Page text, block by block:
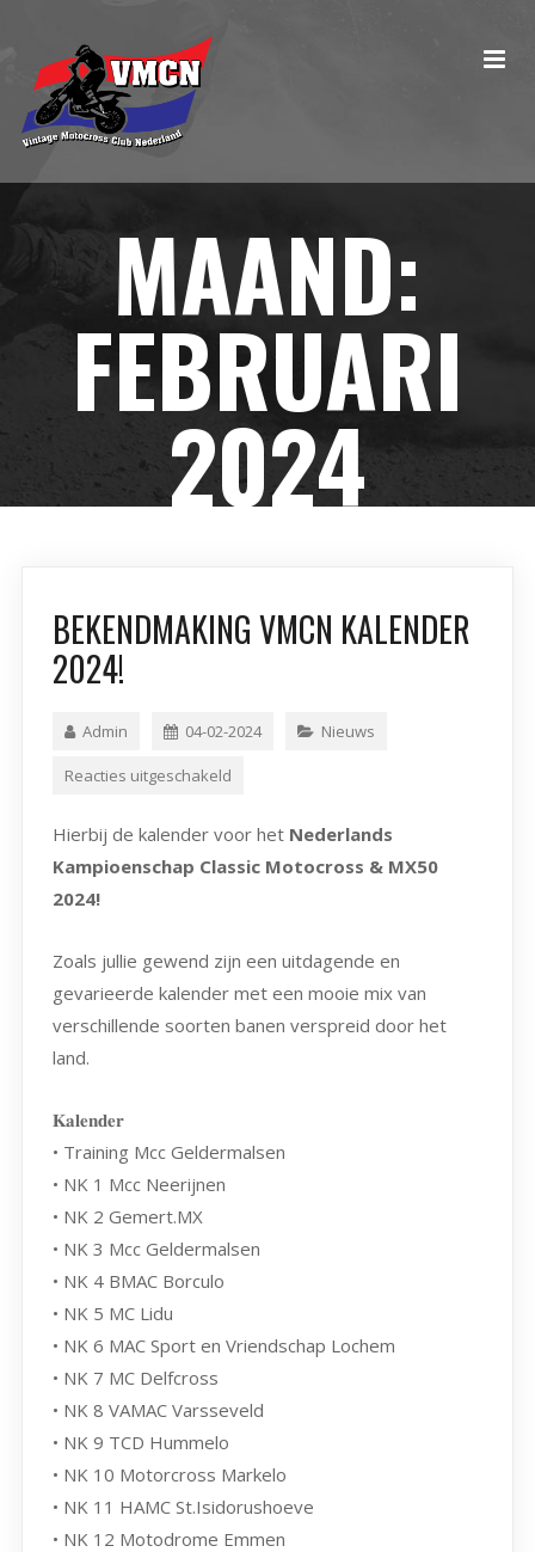
MAAND:
FEBRUARI
2024
BEKENDMAKING VMCN KALENDER
2024!
Admin 04-02-2024 Nieuws
Reacties uitgeschakeld
Hierbij de kalender voor het Nederlands
Kampioenschap Classic Motocross & MX50
2024!
Zoals jullie gewend zijn een uitdagende en
gevarieerde kalender met een mooie mix van
verschillende soorten banen verspreid door het
land.
𝐊𝐚𝐥𝐞𝐧𝐝𝐞𝐫
• Training Mcc Geldermalsen
• NK 1 Mcc Neerijnen
• NK 2 Gemert.MX
• NK 3 Mcc Geldermalsen
• NK 4 BMAC Borculo
• NK 5 MC Lidu
• NK 6 MAC Sport en Vriendschap Lochem
• NK 7 MC Delfcross
• NK 8 VAMAC Varsseveld
• NK 9 TCD Hummelo
• NK 10 Motorcross Markelo
• NK 11 HAMC St.Isidorushoeve
• NK 12 Motodrome Emmen